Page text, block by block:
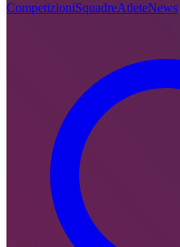
CompetizioniSquadreAtleteNews